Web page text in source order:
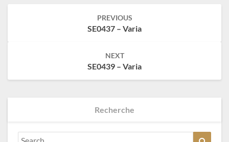
PREVIOUS
SE0437 – Varia
NEXT
SE0439 – Varia
Recherche
Search